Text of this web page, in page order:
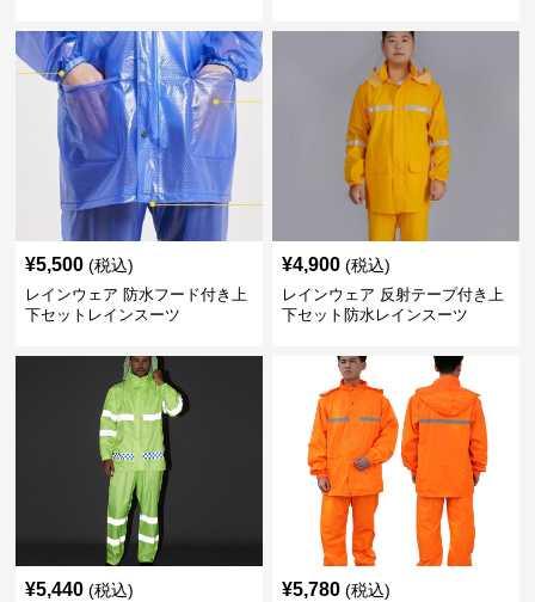
¥5,500 (税込)
レインウェア 防水フード付き上
下セットレインスーツ
¥4,900 (税込)
レインウェア 反射テープ付き上
下セット防水レインスーツ
¥5,440 (税込) ¥5,780 (税込)